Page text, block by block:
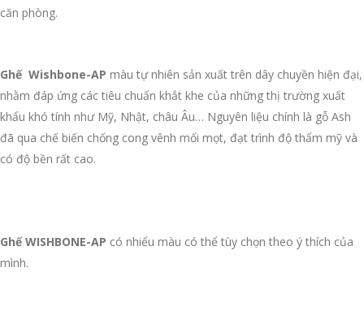
căn phòng.
Ghế Wishbone-AP màu tự nhiên sản xuất trên dây chuyền hiện đại,
nhằm đáp ứng các tiêu chuẩn khắt khe của những thị trường xuất
khẩu khó tính như Mỹ, Nhật, châu Âu… Nguyên liệu chính là gỗ Ash
đã qua chế biến chống cong vênh mối mọt, đạt trình độ thẩm mỹ và
có độ bền rất cao.
Ghế WISHBONE-AP có nhiểu màu có thể tùy chọn theo ý thích của
mình.